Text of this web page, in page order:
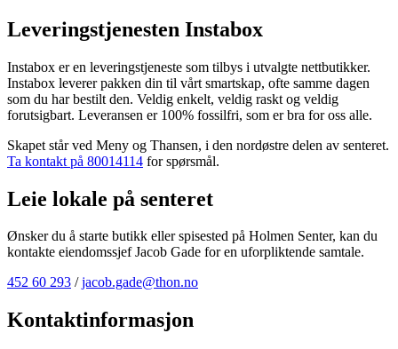
Leveringstjenesten Instabox
Instabox er en leveringstjeneste som tilbys i utvalgte nettbutikker.
Instabox leverer pakken din til vårt smartskap, ofte samme dagen
som du har bestilt den. Veldig enkelt, veldig raskt og veldig
forutsigbart. Leveransen er 100% fossilfri, som er bra for oss alle.
Skapet står ved Meny og Thansen, i den nordøstre delen av senteret.
Ta kontakt på 80014114 for spørsmål.
Leie lokale på senteret
Ønsker du å starte butikk eller spisested på Holmen Senter, kan du
kontakte eiendomssjef Jacob Gade for en uforpliktende samtale.
452 60 293 /jacob.gade@thon.no
Kontaktinformasjon